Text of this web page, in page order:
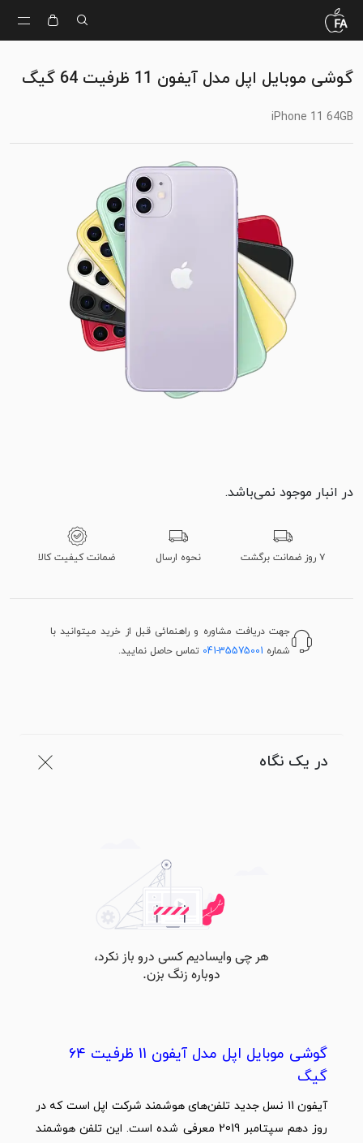
گوشی موبایل اپل مدل آیفون 11 ظرفیت 64 گیگ
iPhone 11 64GB
در انبار موجود نمی‌باشد.
۷ روز ضمانت برگشت نحوه ارسال ضمانت کیفیت کالا
جهت دریافت مشاوره و راهنمائی قبل از خرید میتوانید با
شماره 041-35575001 تماس حاصل نمایید.
در یک نگاه
گوشی موبایل اپل مدل آیفون 11 ظرفیت 64
گیگ
آیفون 11 نسل جدید تلفن‌های هوشمند شرکت اپل است که در
روز دهم سپتامبر 2019 معرفی شده است. این تلفن هوشمند